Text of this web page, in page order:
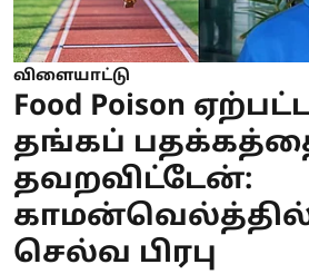
விளையாட்டு
Food Poison
தங்கப்
தவறவிட்டேன்:
காமன்வெல்த்தில்
செல்வ பிரபு